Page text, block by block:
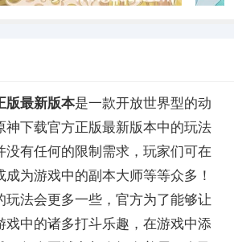
最新版本是一款开放世界型的动
神下载官方正版最新版本中的玩法
没有任何的限制需求，玩家们可在
为游戏中的副本大师等等众多！
玩法会更多一些，官方为了能够让
戏中的诸多打斗乐趣，在游戏中添